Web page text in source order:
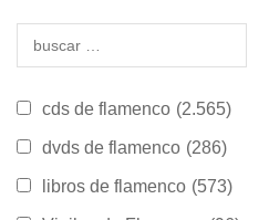
cds de flamenco (2.565)
dvds de flamenco (286)
libros de flamenco (573)